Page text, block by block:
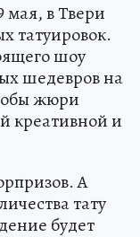
мая, в Твери
татуировок.
шоу
шедевров на
жюри
креативной и
А
тату
будет